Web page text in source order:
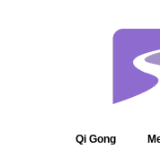
Qi Gong